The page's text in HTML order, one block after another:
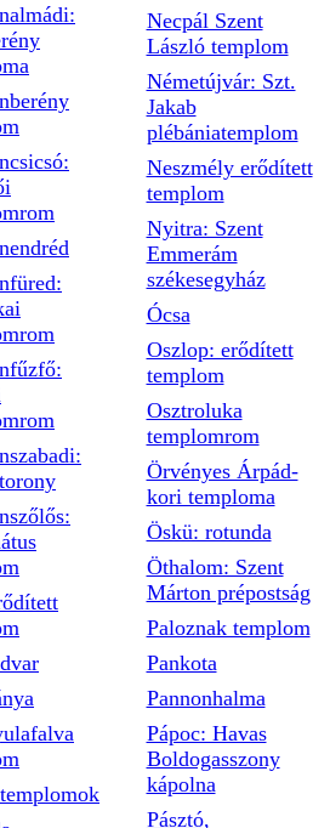
Necpál Szent
László templom
Németújvár: Szt.
Jakab
plébániatemplom
Neszmély erődített
templom
Nyitra: Szent
Emmerám
székesegyház
Ócsa
Oszlop: erődített
templom
Osztroluka
templomrom
Örvényes Árpád-
kori temploma
Öskü: rotunda
Öthalom: Szent
Márton prépostság
Paloznak templom
Pankota
Pannonhalma
Pápoc: Havas
Boldogasszony
kápolna
Pásztó,